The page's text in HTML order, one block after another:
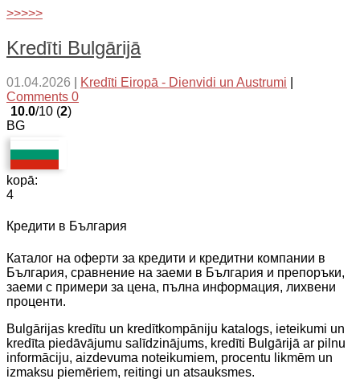
>>>>>
Kredīti Bulgārijā
01.04.2026 Kredīti Eiropā - Dienvidi un Austrumi
Comments 0
10.0/10 (2)
BG
kopā:
4
Кредити в България
Каталог на оферти за кредити и кредитни компании в
България, сравнение на заеми в България и препоръки,
заеми с примери за цена, пълна информация, лихвени
проценти.
Bulgārijas kredītu un kredītkompāniju katalogs, ieteikumi un
kredīta piedāvājumu salīdzinājums, kredīti Bulgārijā ar pilnu
informāciju, aizdevuma noteikumiem, procentu likmēm un
izmaksu piemēriem, reitingi un atsauksmes.